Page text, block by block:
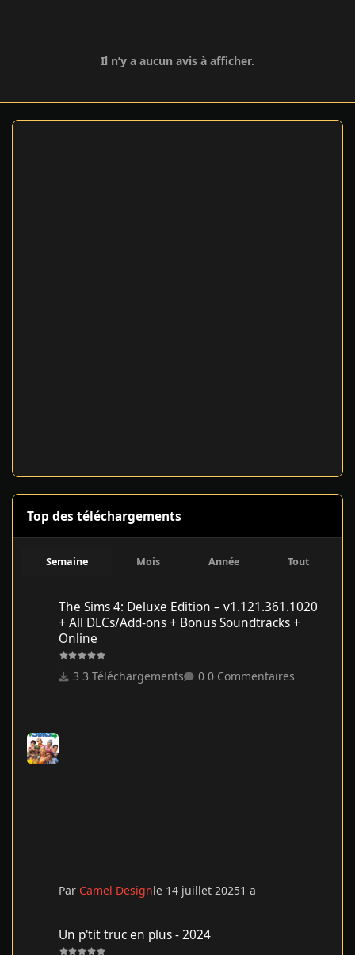
Il n’y a aucun avis à afficher.
Top des téléchargements
Semaine Mois Année Tout
The Sims 4: Deluxe Edition – v1.121.361.1020
+ All DLCs/Add-ons + Bonus Soundtracks +
Online
3 Téléchargements 0 Commentaires
Par Camel Designle 14 juillet 20251 a
Un p'tit truc en plus - 2024